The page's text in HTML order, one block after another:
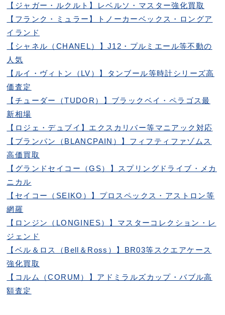
【ジャガー・ルクルト】レベルソ・マスター強化買取
【フランク・ミュラー】トノーカーベックス・ロングア
イランド
【シャネル（CHANEL）】J12・プルミエール等不動の
人気
【ルイ・ヴィトン（LV）】タンブール等時計シリーズ高
価査定
【チューダー（TUDOR）】ブラックベイ・ペラゴス最
新相場
【ロジェ・デュブイ】エクスカリバー等マニアック対応
【ブランパン（BLANCPAIN）】フィフティファゾムス
高価買取
【グランドセイコー（GS）】スプリングドライブ・メカ
ニカル
【セイコー（SEIKO）】プロスペックス・アストロン等
網羅
【ロンジン（LONGINES）】マスターコレクション・レ
ジェンド
【ベル＆ロス（Bell＆Ross）】BR03等スクエアケース
強化買取
【コルム（CORUM）】アドミラルズカップ・バブル高
額査定